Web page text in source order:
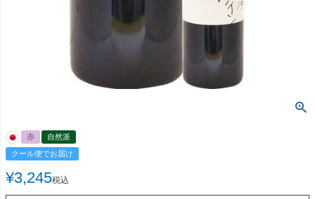
赤
自然派
クール便でお届け
¥3,245税込